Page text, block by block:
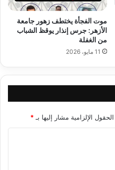
موت الفجأة يختطف زهور جامعة
الأزهر: جرس إنذار يوقظ الشباب
من الغفلة
11 مايو، 2026
الحقول الإلزامية مشار إليها بـ *